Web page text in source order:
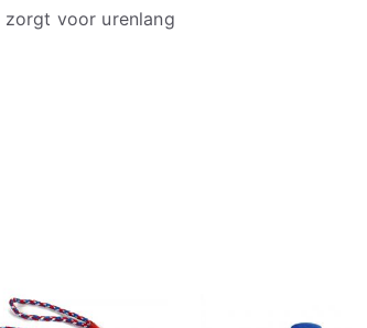
zorgt voor urenlang